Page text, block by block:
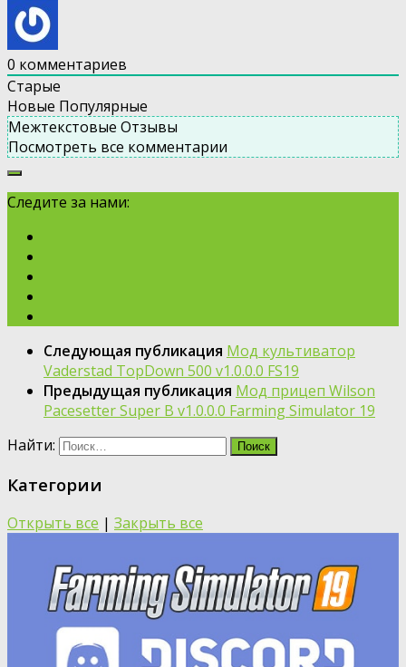
0 комментариев
Старые
Новые Популярные
Межтекстовые Отзывы
Посмотреть все комментарии
Следите за нами:
Следующая публикация Moд культиватор
Vaderstad TopDown 500 v1.0.0.0 FS19
Предыдущая публикация Moд прицеп Wilson
Pacesetter Super B v1.0.0.0 Farming Simulator 19
Найти:
Категории
Открыть все | Закрыть все